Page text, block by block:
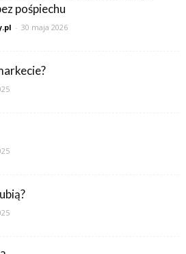
pośpiechu
- 30 maja 2026